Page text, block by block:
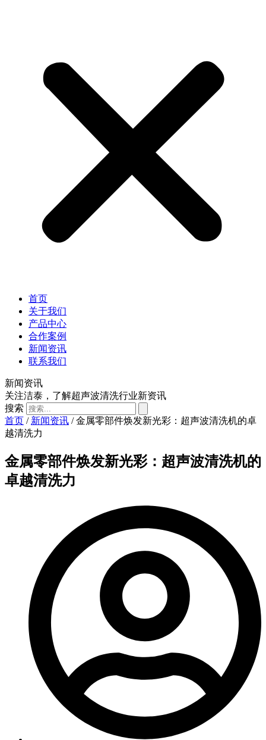
首页
关于我们
产品中心
合作案例
新闻资讯
联系我们
新闻资讯
关注洁泰，了解超声波清洗行业新资讯
搜索
首页 / 新闻资讯 / 金属零部件焕发新光彩：超声波清洗机的卓
越清洗力
金属零部件焕发新光彩：超声波清洗机的
卓越清洗力